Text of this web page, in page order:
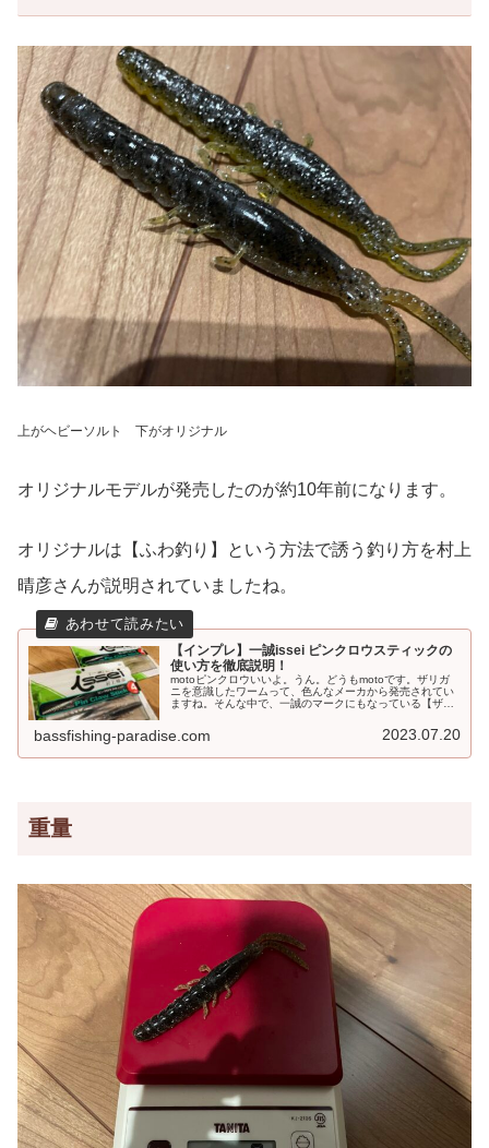
上がヘビーソルト 下がオリジナル
オリジナルモデルが発売したのが約10年前になります。
オリジナルは【ふわ釣り】という方法で誘う釣り方を村上
晴彦さんが説明されていましたね。
【インプレ】一誠issei ピンクロウスティックの
使い方を徹底説明！
motoピンクロウいいよ。うん。どうもmotoです。ザリガ
ニを意識したワームって、色んなメーカから発売されてい
ますね。そんな中で、一誠のマークにもなっている【ザリ
bassfishing-paradise.com 2023.07.20
重量